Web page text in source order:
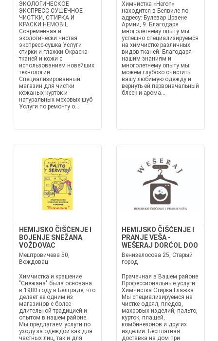
ЭКОЛОГИЧЕСКОЕ
ЭКСПРЕСС-СУШЕЧНОЕ
ЧИСТКИ, СТИРКА И
КРАСКИ HEMOBIL
Современная и
экологически чистая
экспресс-сушка Услуги
стирки и глажки Окраска
тканей и кожи с
использованием новейших
технологий
Специализированный
магазин для чистки
кожаных курток и
натуральных меховых шуб
Услуги по ремонту о...
Химчистка «Heron»
находится в Белвиле по
адресу: Булевар Црвене
Армии, 9. Благодаря
многолетнему опыту мы
успешно специализируемся
на химчистке различных
видов тканей. Благодаря
нашим знаниям и
многолетнему опыту мы
можем глубоко очистить
вашу любимую одежду и
вернуть ей первоначальный
блеск и арома...
HEMIJSKO ČIŠĆENJE I
BOJENJE SNEŽANA
VOŽDOVAC
Мештровичева 50,
Вождовац
Химчистка и крашение
"Снежана" была основана
в 1980 году в Белграде, что
делает ее одним из
магазинов с более
длительной традицией и
опытом в нашем районе.
Мы предлагаем услуги по
уходу за одеждой как для
частных лиц, так и для
HEMIJSKO ČIŠĆENJE I
PRANJE VEŠA -
WEŠERAJ DORĆOL DOO
Венизелосова 25, Старый
город
Прачечная в Вашем районе
Профессиональные услуги:
Химчистка Стирка Глажка
Мы специализируемся на
чистке одеял, пледов,
махровых изделий, пальто,
курток, плащей,
комбинезонов и других
изделий. Бесплатная
доставка на дом при